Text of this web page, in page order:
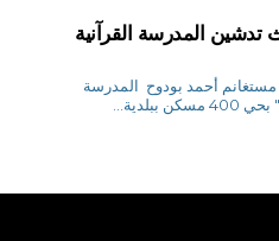
المدرسة القرآنية
مستغانم أحمد بودوح المدرسة